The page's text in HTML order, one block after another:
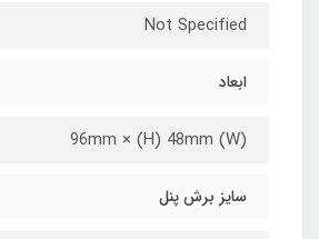
Not Specified
ابعاد
(W) 96mm × (H) 48mm
سایز برش پنل